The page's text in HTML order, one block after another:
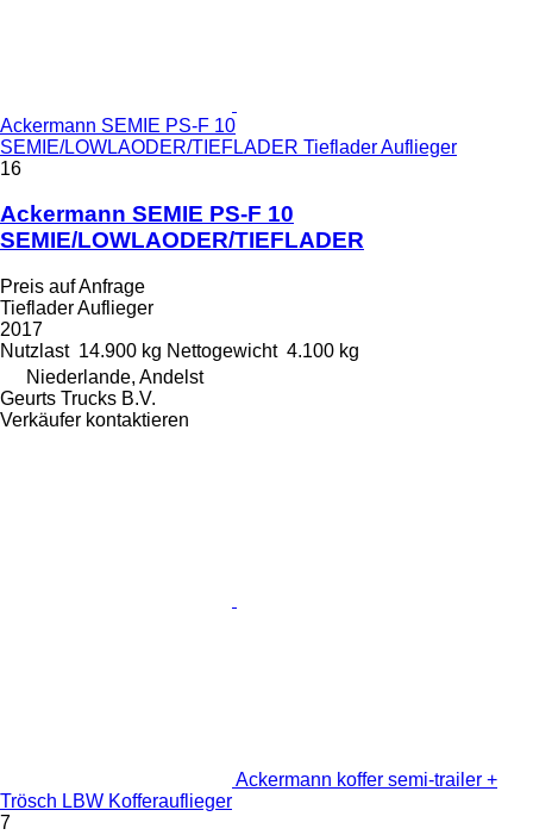
Ackermann SEMIE PS-F 10
SEMIE/LOWLAODER/TIEFLADER Tieflader Auflieger
16
Ackermann SEMIE PS-F 10
SEMIE/LOWLAODER/TIEFLADER
Preis auf Anfrage
Tieflader Auflieger
2017
Nutzlast 14.900 kg Nettogewicht 4.100 kg
Niederlande, Andelst
Geurts Trucks B.V.
Verkäufer kontaktieren
Ackermann koffer semi-trailer +
Trösch LBW Kofferauflieger
7